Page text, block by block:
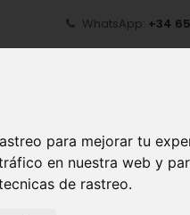
para mejorar tu
en nuestra web y
de rastreo.
WhatsApp: +34
INICIO ¿QUÉ ES